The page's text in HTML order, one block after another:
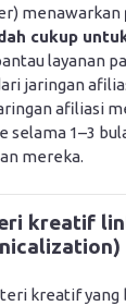
menawarkan
cukup
layanan
jaringan
afiliasi
selama 1–3
mereka.
kreatif
kreatif yang